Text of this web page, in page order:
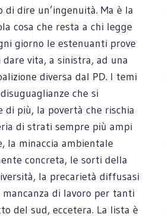
di dire un’ingenuità. Ma è la
cosa che resta a chi legge
giorno le estenuanti prove
dare vita, a sinistra, ad una
diversa dal PD. I temi
che si
di più, la povertà che rischia
di strati sempre più ampi
la minaccia ambientale
concreta, le sorti della
la precarietà diffusasi
di lavoro per tanti
del sud, eccetera. La lista è